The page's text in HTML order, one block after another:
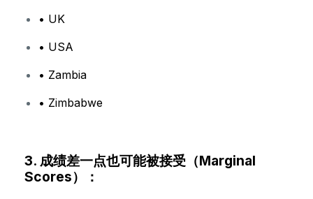
• UK
• USA
• Zambia
• Zimbabwe
3. 成绩差一点也可能被接受（Marginal
Scores）：